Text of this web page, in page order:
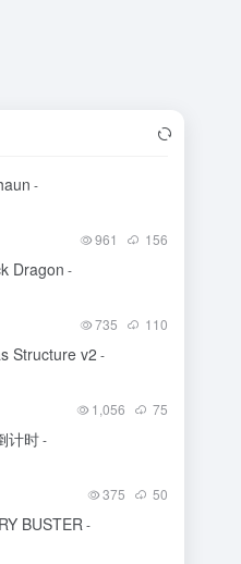
-
961 156
Dragon -
735 110
Structure v2 -
1,056 75
计时-
375 50
BUSTER-